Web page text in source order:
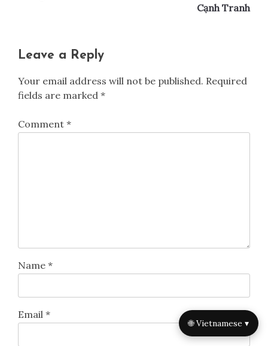
Cạnh Tranh
Leave a Reply
Your email address will not be published. Required
fields are marked *
Comment *
Name *
Email *
🌐 Vietnamese ▾